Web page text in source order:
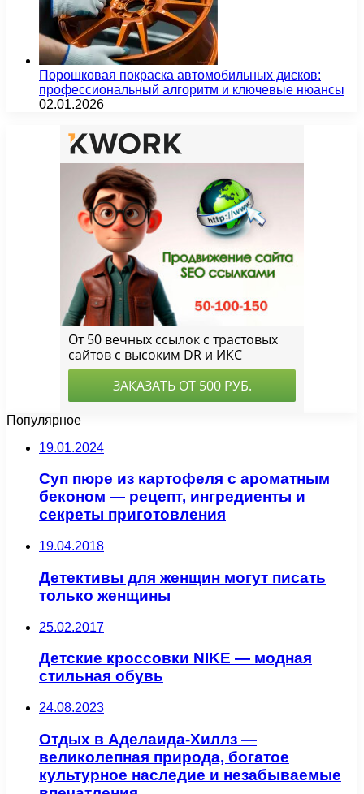
Порошковая покраска автомобильных дисков:
профессиональный алгоритм и ключевые нюансы
02.01.2026
Популярное
19.01.2024
Суп пюре из картофеля с ароматным
беконом — рецепт, ингредиенты и
секреты приготовления
19.04.2018
Детективы для женщин могут писать
только женщины
25.02.2017
Детские кроссовки NIKE — модная
стильная обувь
24.08.2023
Отдых в Аделаида-Хиллз —
великолепная природа, богатое
культурное наследие и незабываемые